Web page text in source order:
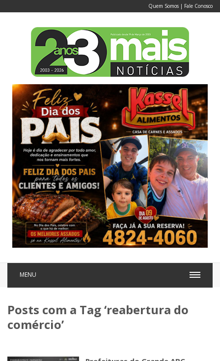
Quem Somos | Fale Conosco
MENU
Posts com a Tag ‘reabertura do
comércio’